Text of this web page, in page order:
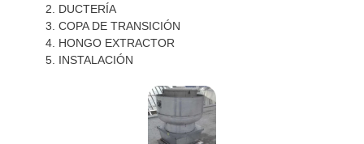
DUCTERÍA
COPA DE TRANSICIÓN
HONGO EXTRACTOR
INSTALACIÓN